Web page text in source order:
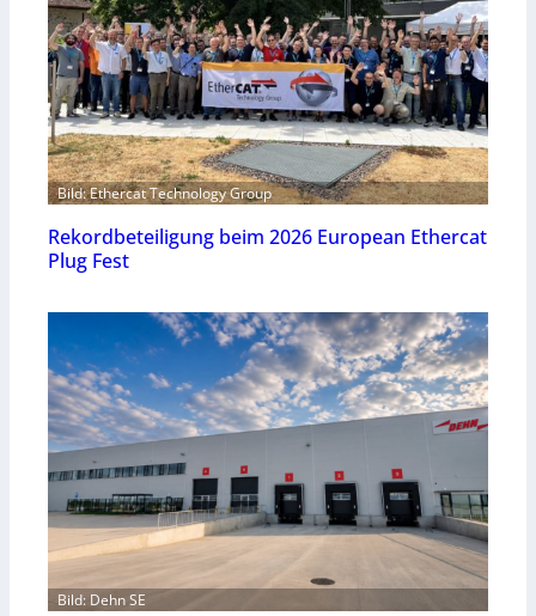
Bild: Ethercat Technology Group
Rekordbeteiligung beim 2026 European Ethercat
Plug Fest
Bild: Dehn SE